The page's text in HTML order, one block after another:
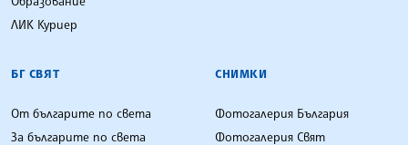
ЛИК Куриер
БГ СВЯТ
От българите по света
За българите по света
СНИМКИ
Фотогалерия България
Фотогалерия Свят